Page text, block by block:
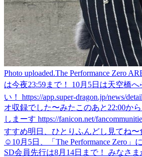
Photo uploaded.The Performance Zero
は今夜23:59まで！ 10月5日は天空橋
い！ https://app.super-dragon.jp/news/
オ収録でした〜みた このあと22:00か
しまーす https://fanicon.net/
すすめ明日、ひとりふんどし見てね〜
☺️ 10月5日、「The Performance Zero」
SD会員先行は8月14日まで！ みなさ